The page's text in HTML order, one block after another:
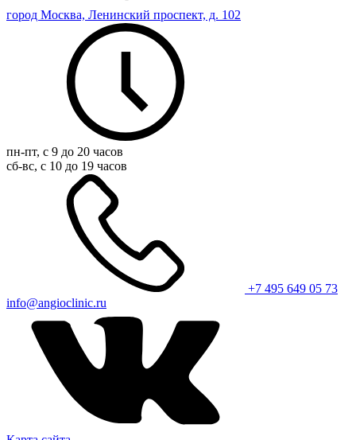
город Москва, Ленинский проспект, д. 102
пн-пт, с 9 до 20 часов
сб-вс, с 10 до 19 часов
+7 495 649 05 73
info@angioclinic.ru